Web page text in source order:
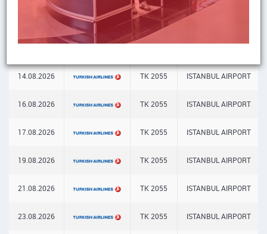
10.08.2026 TK 2055 ISTANBUL AIRPORT
14.08.2026 TK 2055 ISTANBUL AIRPORT
16.08.2026 TK 2055 ISTANBUL AIRPORT
17.08.2026 TK 2055 ISTANBUL AIRPORT
19.08.2026 TK 2055 ISTANBUL AIRPORT
21.08.2026 TK 2055 ISTANBUL AIRPORT
23.08.2026 TK 2055 ISTANBUL AIRPORT